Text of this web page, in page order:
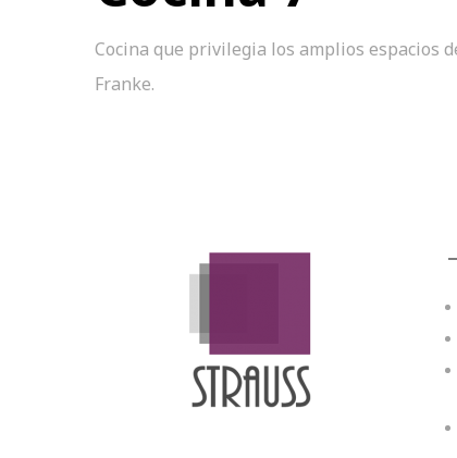
Cocina que privilegia los amplios espacios
Franke.